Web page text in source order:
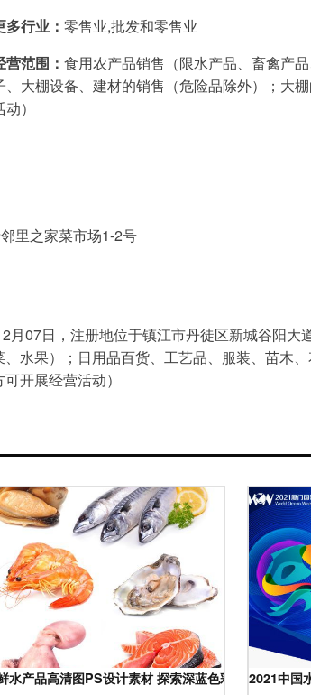
多行业： 零售业,批发和零售业
营范围： 食用农产品销售（限水产品、畜禽产
、大棚设备、建材的销售（危险品除外）；大
）
里之家菜市场1-2号
07日，注册地位于镇江市丹徒区新城谷阳
水果）；日用品百货、工艺品、服装、苗木
开展经营活动）
鲜直达
水产品高清图PS设计素材 探索深蓝色彩的海洋魅力
2021中国